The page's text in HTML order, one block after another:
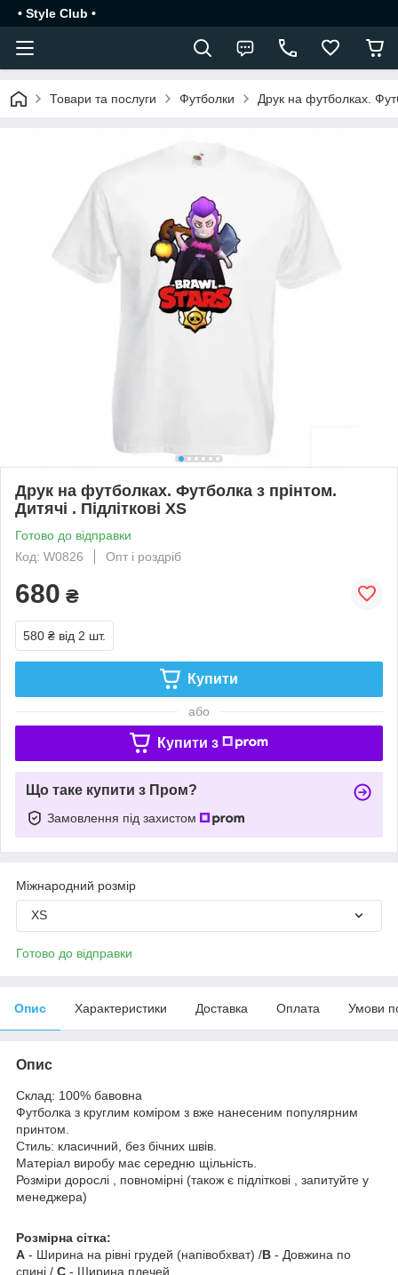
• Style Club •
Товари та послуги Футболки Друк на футболках.
Друк на футболках. Футболка з прінтом.
Дитячі . Підліткові XS
Готово до відправки
Код: W0826
Опт і роздріб
680 ₴
580 ₴ від 2 шт.
Купити
або
Купити з
Що таке купити з Пром?
Замовлення під захистом
Міжнародний розмір
XS
Готово до відправки
Опис Характеристики Доставка Оплата Умови
Опис
Склад: 100% бавовна
Футболка з круглим коміром з вже нанесеним популярним
принтом.
Стиль: класичний, без бічних швів.
Матеріал виробу має середню щільність.
Розміри дорослі , повномірні (також є підліткові , запитуйте у
менеджера)
Розмірна сітка:
A - Ширина на рівні грудей (напівобхват) /B - Довжина по
спині / C - Ширина плечей